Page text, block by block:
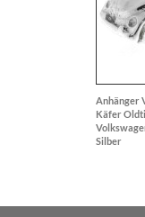
Anhänger
Käfer
Silber